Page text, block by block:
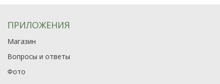
ПРИЛОЖЕНИЯ
Магазин
Вопросы и ответы
Фото